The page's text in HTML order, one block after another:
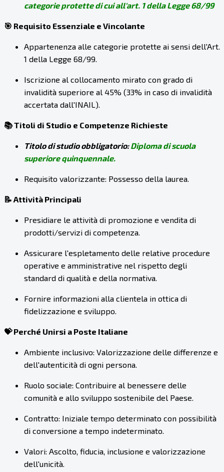
categorie protette di cui all'art. 1 della Legge 68/99
🎯 Requisito Essenziale e Vincolante
Appartenenza alle categorie protette ai sensi dell'Art.
1 della Legge 68/99.
Iscrizione al collocamento mirato con grado di
invalidità superiore al 45% (33% in caso di invalidità
accertata dall'INAIL).
📚 Titoli di Studio e Competenze Richieste
Titolo di studio obbligatorio:Diploma di scuola
superiore quinquennale.
Requisito valorizzante: Possesso della laurea.
📝 Attività Principali
Presidiare le attività di promozione e vendita di
prodotti/servizi di competenza.
Assicurare l'espletamento delle relative procedure
operative e amministrative nel rispetto degli
standard di qualità e della normativa.
Fornire informazioni alla clientela in ottica di
fidelizzazione e sviluppo.
💝 Perché Unirsi a Poste Italiane
Ambiente inclusivo: Valorizzazione delle differenze e
dell'autenticità di ogni persona.
Ruolo sociale: Contribuire al benessere delle
comunità e allo sviluppo sostenibile del Paese.
Contratto: Iniziale tempo determinato con possibilità
di conversione a tempo indeterminato.
Valori: Ascolto, fiducia, inclusione e valorizzazione
dell'unicità.